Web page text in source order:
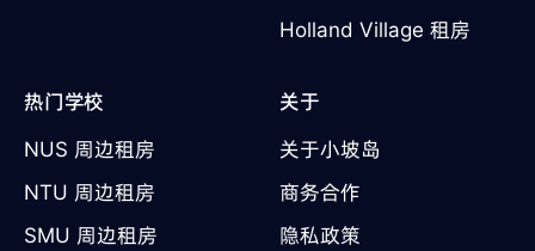
Holland Village 租房
热门学校
NUS 周边租房
NTU 周边租房
SMU 周边租房
关于
关于小坡岛
商务合作
隐私政策